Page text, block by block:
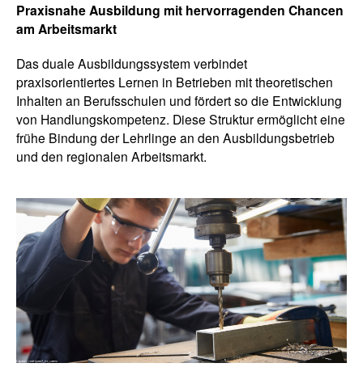
Praxisnahe Ausbildung mit hervorragenden Chancen
am Arbeitsmarkt
Das duale Ausbildungssystem verbindet
praxisorientiertes Lernen in Betrieben mit theoretischen
Inhalten an Berufsschulen und fördert so die Entwicklung
von Handlungskompetenz. Diese Struktur ermöglicht eine
frühe Bindung der Lehrlinge an den Ausbildungsbetrieb
und den regionalen Arbeitsmarkt.